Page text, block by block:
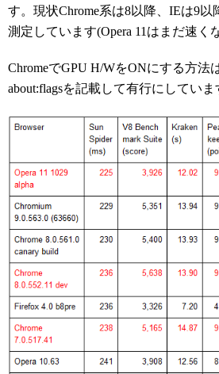
す。現状Chrome系は8以降、IEは9以
測定しています(Opera 11はまだ速く
ChromeでGPU H/WをONにする方法
about:flagsを記載して有行にしていま